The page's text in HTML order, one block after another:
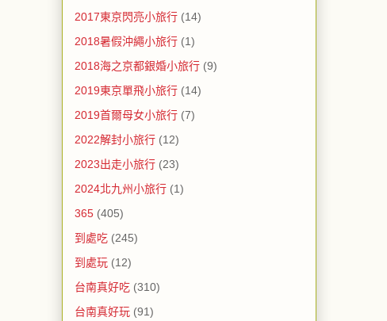
2017東京閃亮小旅行 (14)
2018暑假沖繩小旅行 (1)
2018海之京都銀婚小旅行 (9)
2019東京單飛小旅行 (14)
2019首爾母女小旅行 (7)
2022解封小旅行 (12)
2023出走小旅行 (23)
2024北九州小旅行 (1)
365 (405)
到處吃 (245)
到處玩 (12)
台南真好吃 (310)
台南真好玩 (91)